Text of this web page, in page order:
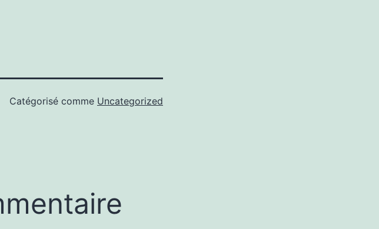
Catégorisé comme Uncategorized